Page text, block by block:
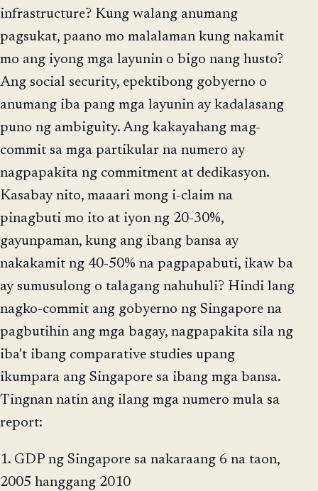
infrastructure? Kung walang anumang
pagsukat, paano mo malalaman kung nakamit
mo ang iyong mga layunin o bigo nang husto?
Ang social security, epektibong gobyerno o
anumang iba pang mga layunin ay kadalasang
puno ng ambiguity. Ang kakayahang mag-
commit sa mga partikular na numero ay
nagpapakita ng commitment at dedikasyon.
Kasabay nito, maaari mong i-claim na
pinagbuti mo ito at iyon ng 20-30%,
gayunpaman, kung ang ibang bansa ay
nakakamit ng 40-50% na pagpapabuti, ikaw ba
ay sumusulong o talagang nahuhuli? Hindi lang
nagko-commit ang gobyerno ng Singapore na
pagbutihin ang mga bagay, nagpapakita sila ng
iba't ibang comparative studies upang
ikumpara ang Singapore sa ibang mga bansa.
Tingnan natin ang ilang mga numero mula sa
report:
1. GDP ng Singapore sa nakaraang 6 na taon,
2005 hanggang 2010